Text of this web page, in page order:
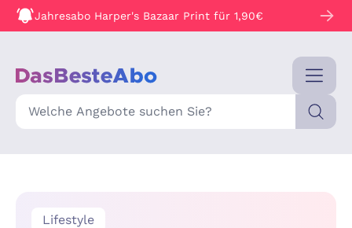
Jahresabo Harper's Bazaar Print für 1,90€
Suche
Lifestyle